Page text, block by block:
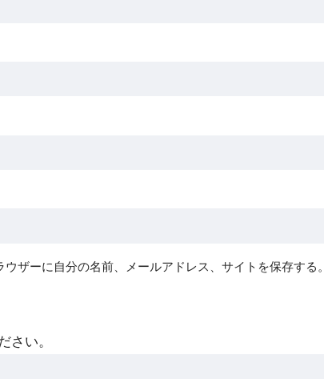
ザーに自分の名前、メールアドレス、サイトを保存する。
さい。